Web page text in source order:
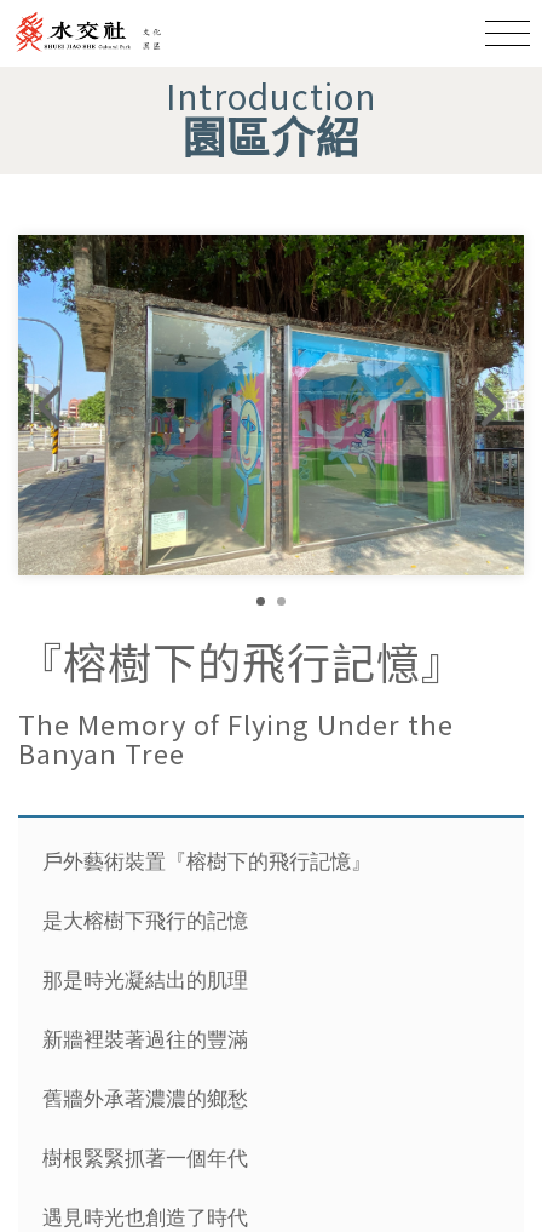
Introduction
園區介紹
『榕樹下的飛行記憶』
The Memory of Flying Under the
Banyan Tree
戶外藝術裝置『榕樹下的飛行記憶』
是大榕樹下飛行的記憶
那是時光凝結出的肌理
新牆裡裝著過往的豐滿
舊牆外承著濃濃的鄉愁
樹根緊緊抓著一個年代
遇見時光也創造了時代